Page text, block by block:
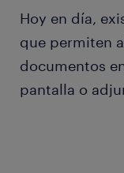
Hoy en día,
que permiten
documentos
pantalla o